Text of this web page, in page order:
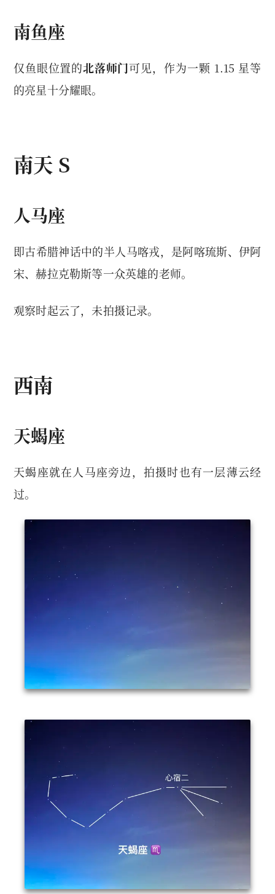
南鱼座
仅鱼眼位置的北落师门可见，作为一颗 1.15 星等
的亮星十分耀眼。
南天 S
人马座
即古希腊神话中的半人马喀戎，是阿喀琉斯、伊阿
宋、赫拉克勒斯等一众英雄的老师。
观察时起云了，未拍摄记录。
西南
天蝎座
天蝎座就在人马座旁边，拍摄时也有一层薄云经
过。